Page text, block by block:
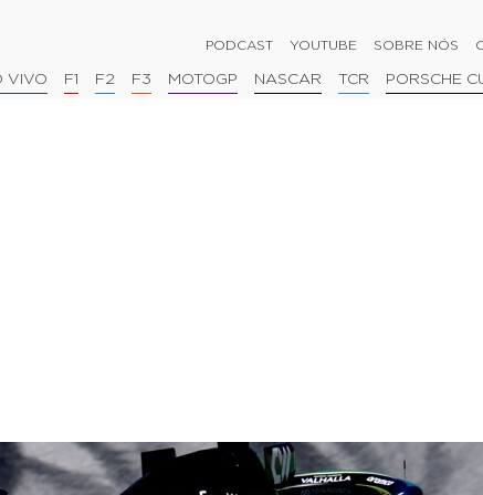
PODCAST YOUTUBE SOBRE NÓS
VIVO F1 F2 F3 MOTOGP NASCAR TCR PORSCHE